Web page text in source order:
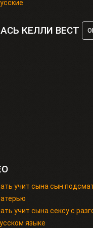
КЕЛЛИ ВЕСТ
учит сына сын
учит сына сексу с
языке